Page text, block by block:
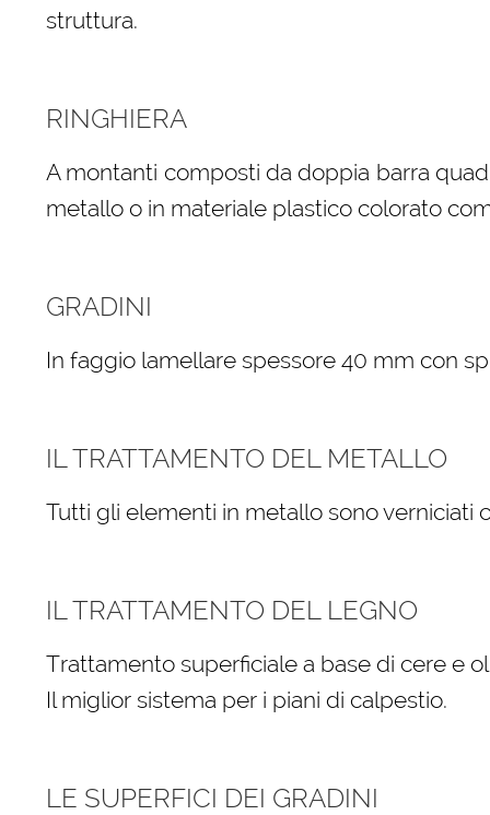
struttura.
RINGHIERA
A montanti composti da doppia barra
metallo o in materiale plastico colorato
GRADINI
In faggio lamellare spessore 40 mm con
IL TRATTAMENTO DEL METALLO
Tutti gli elementi in metallo sono verniciati
IL TRATTAMENTO DEL LEGNO
Trattamento superficiale a base di cere e
Il miglior sistema per i piani di calpestio.
LE SUPERFICI DEI GRADINI